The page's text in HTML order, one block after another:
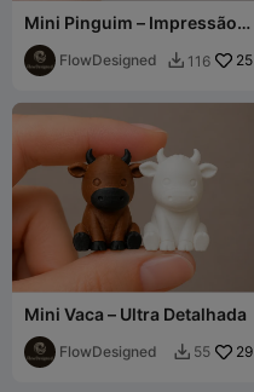
Mini Pinguim – Impressão
Rápida
FlowDesigned  116 25
Mini Vaca – Ultra Detalhada
FlowDesigned  55 29